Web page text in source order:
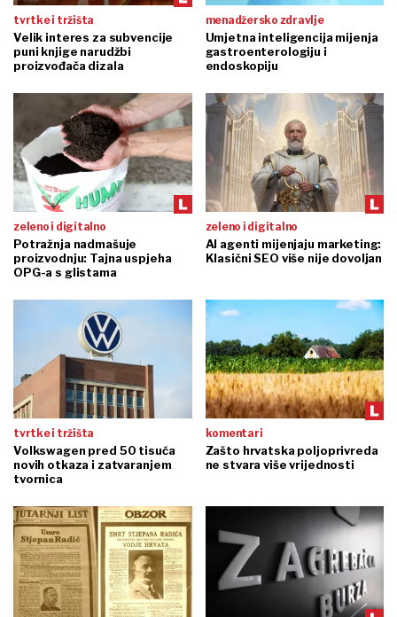
tvrtke i tržišta
Velik interes za subvencije
puni knjige narudžbi
proizvođača dizala
menadžersko zdravlje
Umjetna inteligencija mijenja
gastroenterologiju i
endoskopiju
zeleno i digitalno
Potražnja nadmašuje
proizvodnju: Tajna uspjeha
OPG-a s glistama
zeleno i digitalno
AI agenti mijenjaju marketing:
Klasični SEO više nije dovoljan
tvrtke i tržišta
Volkswagen pred 50 tisuća
novih otkaza i zatvaranjem
tvornica
komentari
Zašto hrvatska poljoprivreda
ne stvara više vrijednosti